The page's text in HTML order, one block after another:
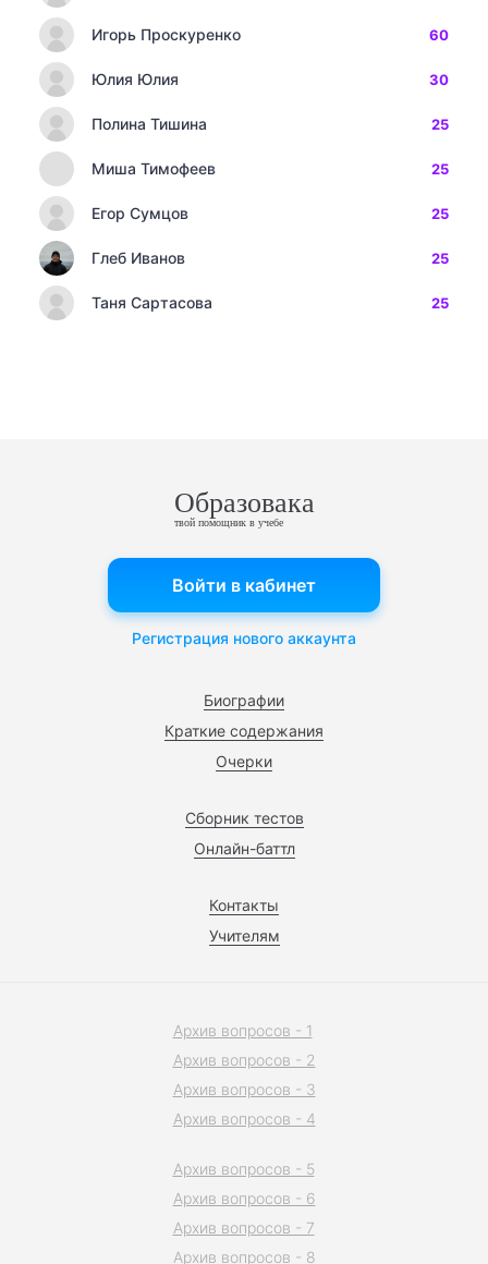
Игорь Проскуренко 60
Юлия Юлия 30
Полина Тишина 25
Миша Тимофеев 25
Егор Сумцов 25
Глеб Иванов 25
Таня Сартасова 25
Образовака
твой помощник в учебе
Биографии
Краткие содержания
Очерки
Сборник тестов
Онлайн-баттл
Контакты
Учителям
Войти в кабинет
Регистрация нового аккаунта
Архив вопросов - 1
Архив вопросов - 2
Архив вопросов - 3
Архив вопросов - 4
Архив вопросов - 5
Архив вопросов - 6
Архив вопросов - 7
Архив вопросов - 8